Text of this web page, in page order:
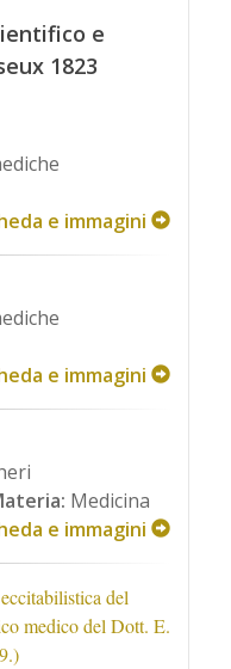
e
1823
e immagini
e immagini
Medicina
e immagini
del
medico del Dott. E.